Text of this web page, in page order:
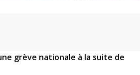
grève nationale à la suite de